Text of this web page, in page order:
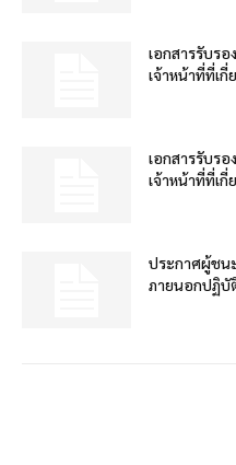
เอกสารรับรอ
เจ้าหน้าที่ที่เ
เอกสารรับรอ
เจ้าหน้าที่ที่เ
ประกาศผู้ชน
ภายนอกปฏิบั